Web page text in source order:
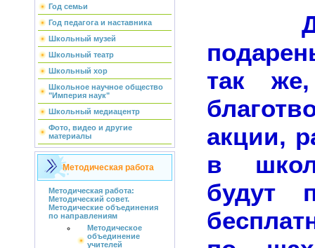
Год семьи
Год педагога и наставника
Школьный музей
Школьный театр
Школьный хор
Школьное научное общество
"Империя наук"
Школьный медиацентр
Фото, видео и другие
материалы
Методическая работа
Методическая работа:
Методический совет.
Методические объединения
по направлениям
Методическое
объединение
учителей
так
акции,
в
будут